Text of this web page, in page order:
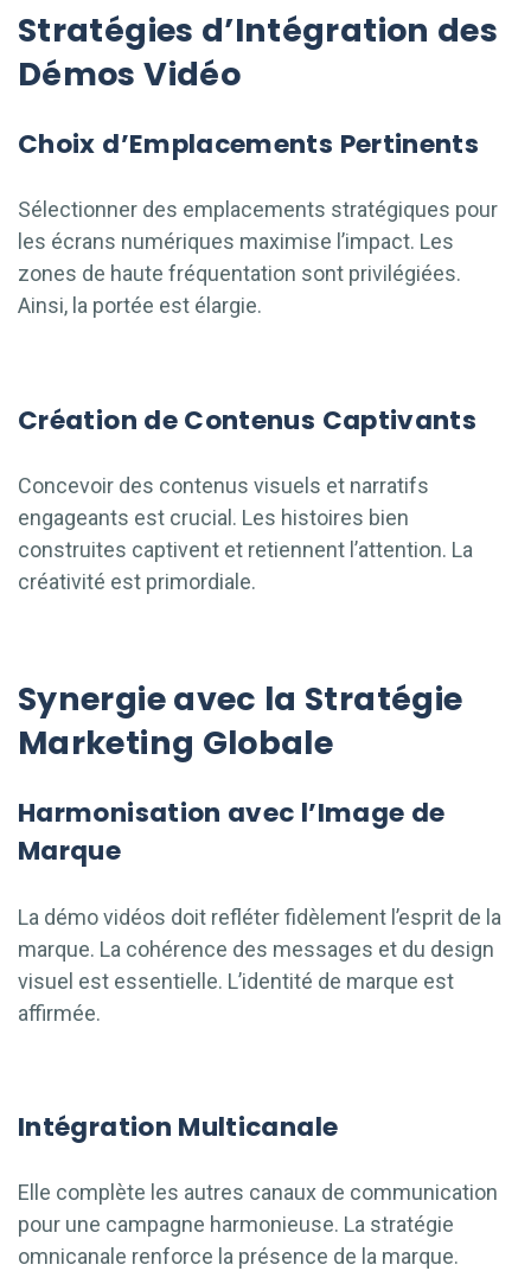
Stratégies d’Intégration des
Démos Vidéo
Choix d’Emplacements Pertinents
Sélectionner des emplacements stratégiques pour
les écrans numériques maximise l’impact. Les
zones de haute fréquentation sont privilégiées.
Ainsi, la portée est élargie.
Création de Contenus Captivants
Concevoir des contenus visuels et narratifs
engageants est crucial. Les histoires bien
construites captivent et retiennent l’attention. La
créativité est primordiale.
Synergie avec la Stratégie
Marketing Globale
Harmonisation avec l’Image de
Marque
La démo vidéos doit refléter fidèlement l’esprit de la
marque. La cohérence des messages et du design
visuel est essentielle. L’identité de marque est
affirmée.
Intégration Multicanale
Elle complète les autres canaux de communication
pour une campagne harmonieuse. La stratégie
omnicanale renforce la présence de la marque.